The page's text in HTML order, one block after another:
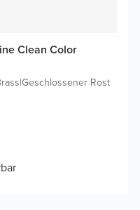
Clean Color
|Geschlossener Rost